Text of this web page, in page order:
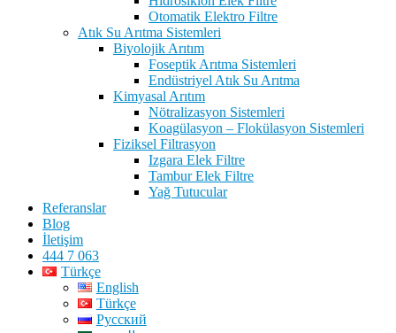
Otomatik Elektro Filtre
Atık Su Arıtma Sistemleri
Biyolojik Arıtım
Foseptik Arıtma Sistemleri
Endüstriyel Atık Su Arıtma
Kimyasal Arıtım
Nötralizasyon Sistemleri
Koagülasyon – Flokülasyon Sistemleri
Fiziksel Filtrasyon
Izgara Elek Filtre
Tambur Elek Filtre
Yağ Tutucular
Referanslar
Blog
İletişim
444 7 063
Türkçe
English
Türkçe
Русский